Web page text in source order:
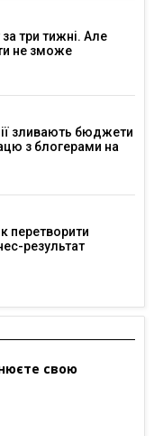
три тижні. Але
не зможе
зливають бюджети
з блогерами на
перетворити
результат
свою